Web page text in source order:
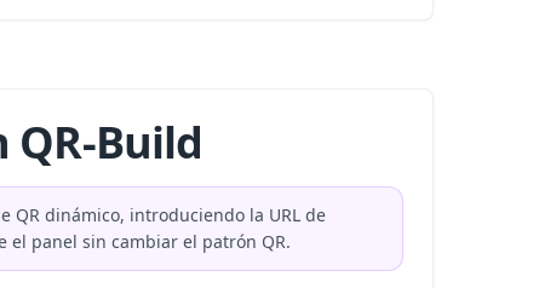
QR-Build
QR dinámico, introduciendo la URL de
el panel sin cambiar el patrón QR.